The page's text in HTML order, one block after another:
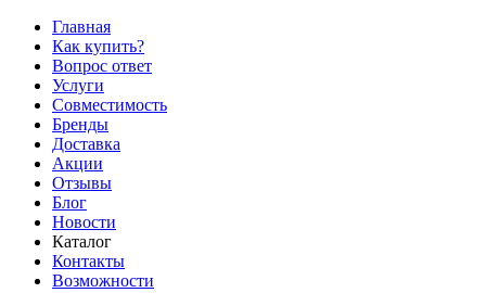
Главная
Как купить?
Вопрос ответ
Услуги
Совместимость
Бренды
Доставка
Акции
Отзывы
Блог
Новости
Каталог
Контакты
Возможности